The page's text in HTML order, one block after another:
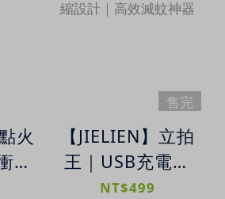
火
電
售完
【JIELIEN】立拍
王｜USB充電電
蚊拍｜智能伸縮
NT$499